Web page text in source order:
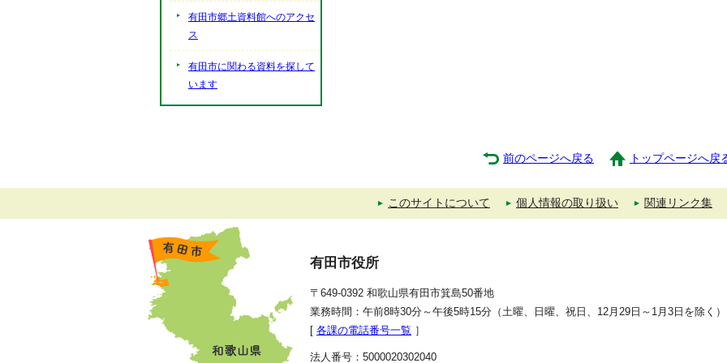
有田市郷土資料館へのアクセ
ス
有田市に関わる資料を探して
います
前のページへ戻る トップページへ戻
このサイトについて 個人情報の取り扱い 関連リンク集
有田市役所
〒649-0392 和歌山県有田市箕島50番地
業務時間：午前8時30分～午後5時15分（土曜、日曜、祝日、12月29日～1月3日を除く）
[ 各課の電話番号一覧 ］
法人番号：5000020302040